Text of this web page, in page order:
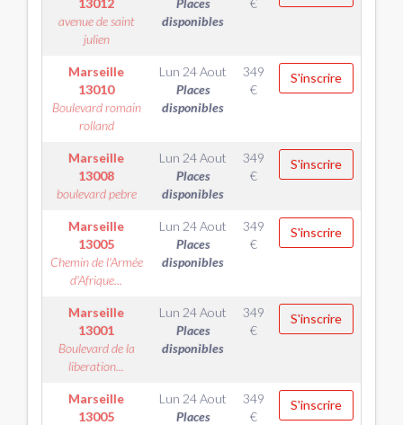
13012
avenue de saint
julien
Places
disponibles
€
Marseille
13010
Boulevard romain
rolland
Lun 24 Aout
Places
disponibles
349
€
S'inscrire
Marseille
13008
boulevard pebre
Lun 24 Aout
Places
disponibles
349
€
S'inscrire
Marseille
13005
Chemin de l'Armée
d'Afrique...
Lun 24 Aout
Places
disponibles
349
€
S'inscrire
Marseille
13001
Boulevard de la
liberation...
Lun 24 Aout
Places
disponibles
349
€
S'inscrire
Marseille
13005
Lun 24 Aout
Places
349
€
S'inscrire